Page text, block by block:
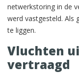
netwerkstoring in de
werd vastgesteld. Als
te liggen.
Vluchten
vertraagd